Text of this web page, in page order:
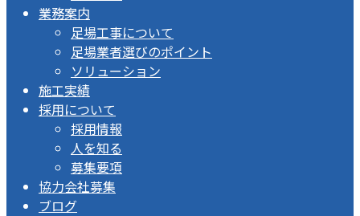
業務案内
足場工事について
足場業者選びのポイント
ソリューション
施工実績
採用について
採用情報
人を知る
募集要項
協力会社募集
ブログ